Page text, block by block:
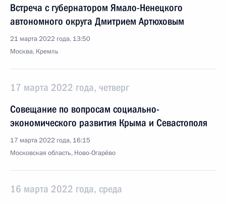
Встреча с губернатором Ямало-Ненецкого
автономного округа Дмитрием Артюховым
21 марта 2022 года, 13:50
Москва, Кремль
17 марта 2022 года, четверг
Совещание по вопросам социально-
экономического развития Крыма и Севастополя
17 марта 2022 года, 16:15
Московская область, Ново-Огарёво
16 марта 2022 года, среда